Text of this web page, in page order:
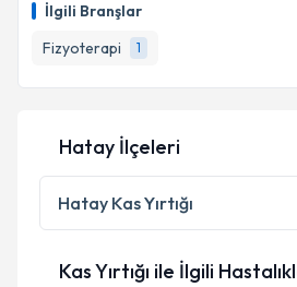
İlgili Branşlar
Fizyoterapi
1
Hatay İlçeleri
Hatay Kas Yırtığı
Kas Yırtığı ile İlgili